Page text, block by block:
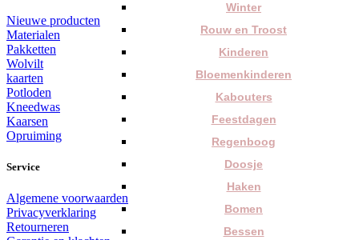
Winter
Rouw en Troost
Kinderen
Bloemenkinderen
Kabouters
Feestdagen
Regenboog
Doosje
Haken
Bomen
Bessen
Nieuwe producten
Materialen
Pakketten
Wolvilt
kaarten
Potloden
Kneedwas
Kaarsen
Opruiming
Service
Algemene voorwaarden
Privacyverklaring
Retourneren